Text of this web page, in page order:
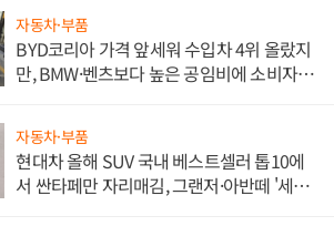
자동차·부품
BYD코리아 가격 앞세워 수입차 4위 올랐지
만, BMW·벤츠보다 높은 공임비에 소비자
자동차·부품
현대차 올해 SUV 국내 베스트셀러 톱10에
서 싼타페만 자리매김, 그랜저·아반떼 '세단